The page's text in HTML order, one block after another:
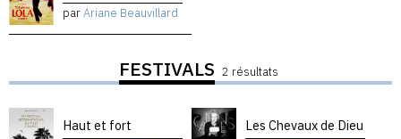
parAriane Beauvillard
FESTIVALS 2 résultats
Haut et fort Les Chevaux de Dieu